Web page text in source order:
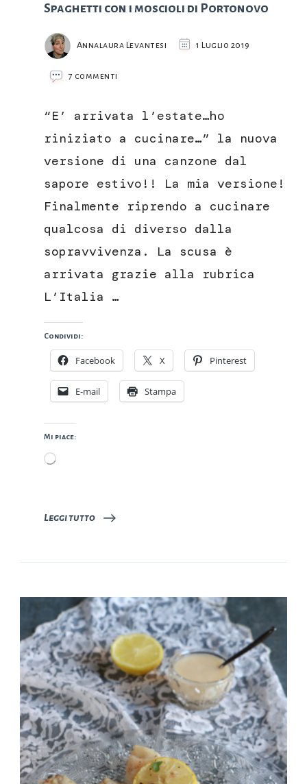
Spaghetti con i moscioli di Portonovo
Annalaura Levantesi 1 Luglio 2019
7 commenti
i
Portonovo
“E’ arrivata l’estate…ho
riniziato a cucinare…” la nuova
versione di una canzone dal
sapore estivo!! La mia versione!
Finalmente riprendo a cucinare
qualcosa di diverso dalla
sopravvivenza. La scusa è
arrivata grazie alla rubrica
L’Italia …
Condividi:
Facebook X Pinterest
E-mail Stampa
Mi piace:
Caricamento
Leggi tutto